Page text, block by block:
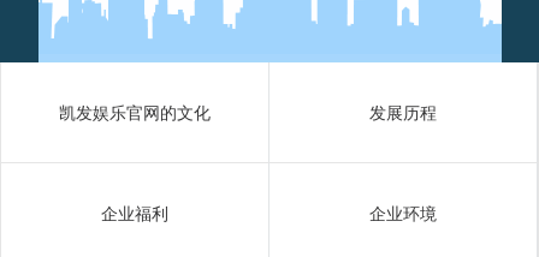
凯发娱乐官网的文化 发展历程
企业福利 企业环境